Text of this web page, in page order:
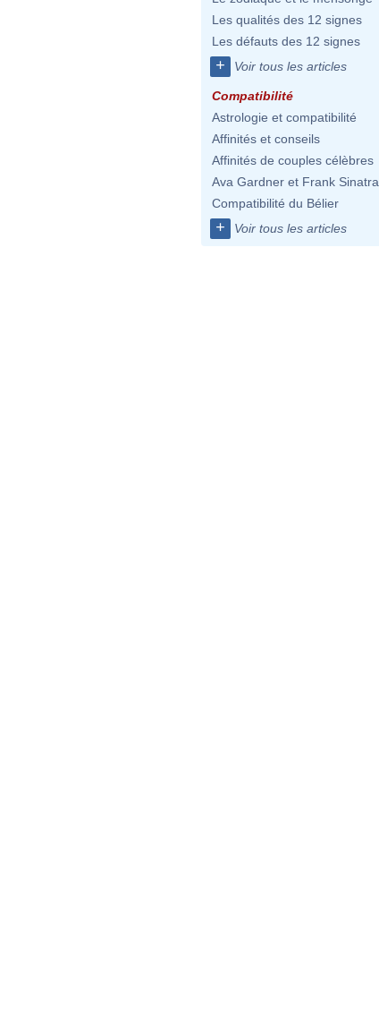
Les qualités des 12 signes
Les défauts des 12 signes
+ Voir tous les articles
Compatibilité
Astrologie et compatibilité
Affinités et conseils
Affinités de couples célèbres
Ava Gardner et Frank Sinatra
Compatibilité du Bélier
+ Voir tous les articles